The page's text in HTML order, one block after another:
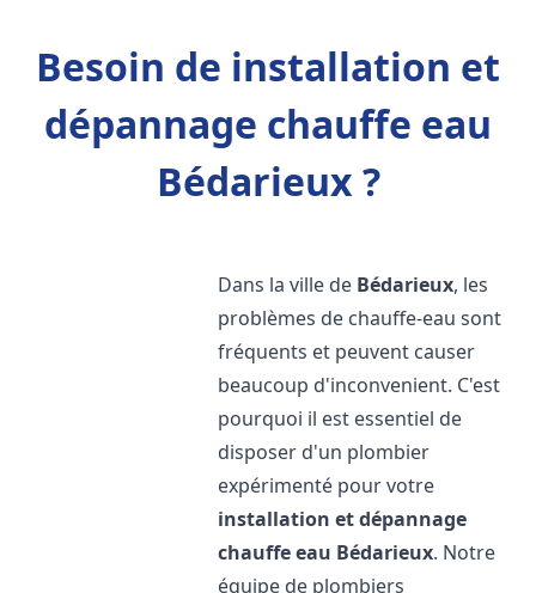
Besoin de installation et
dépannage chauffe eau
Bédarieux ?
Dans la ville de Bédarieux, les
problèmes de chauffe-eau sont
fréquents et peuvent causer
beaucoup d'inconvenient. C'est
pourquoi il est essentiel de
disposer d'un plombier
expérimenté pour votre
installation et dépannage
chauffe eau Bédarieux. Notre
équipe de plombiers